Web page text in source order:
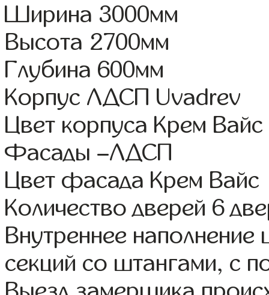
Ширина 3000мм
Высота 2700мм
Глубина 600мм
Корпус ЛДСП Uvadrev
Цвет корпуса Крем Вайс
Фасады –ЛДСП
Цвет фасада Крем Вайс
Количество дверей 6
Внутреннее
секций со штангами, с